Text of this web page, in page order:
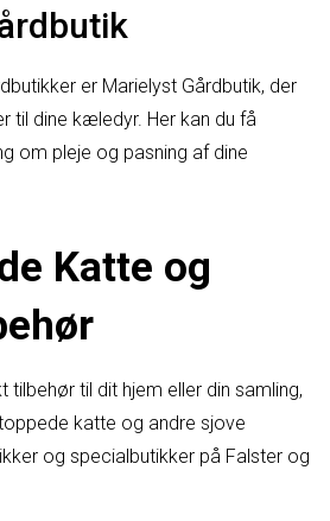
er Marielyst Gårdbutik, der
til dine kæledyr. Her kan du få
om pleje og pasning af dine
Katte og
tilbehør til dit hjem eller din samling,
katte og andre sjove
og specialbutikker på Falster og